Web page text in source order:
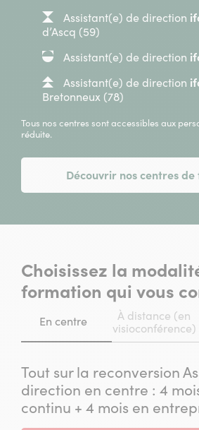
Assistant(e) de direction
d’Ascq (59)
Assistant(e) de direction
Assistant(e) de direction
Bretonneux (78)
Tous nos centres sont accessibles aux
réduite.
Découvrir nos centres
Choisissez la
formation qui vous
En centre
À distance (en
visioconférence)
Tout sur la reconversion
direction en centre : 4
continu + 4 mois en